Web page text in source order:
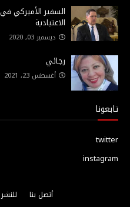
السفير الأميركي
الاعتيادية
ديسمبر 03, 2020
رجائي
أغسطس 23, 2021
تابعونا
twitter
instagram
أتصل بنا